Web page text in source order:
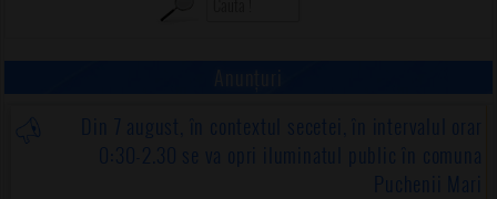
Din 7 august, în contextul secetei, în intervalul orar
0:30-2.30 se va opri iluminatul public în comuna
Puchenii Mari